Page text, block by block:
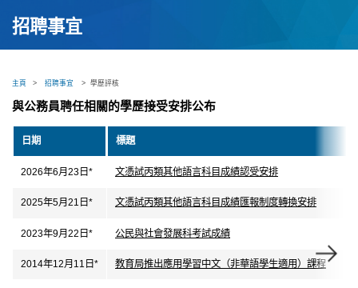
招聘事宜
主頁 > 招聘事宜 > 學歷評核
與公務員聘任相關的學歷接受安排公布
日期 標題
2026年6月23日* 文憑試丙類其他語言科目成績認受安排
2025年5月21日* 文憑試丙類其他語言科目成績匯報制度轉換安排
2023年9月22日* 公民與社會發展科考試成績
2014年12月11日* 教育局推出應用學習中文（非華語學生適用）課程